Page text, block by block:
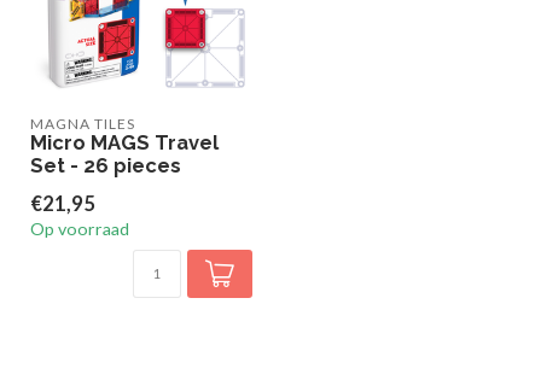
MAGNA TILES
Micro MAGS Travel
Set - 26 pieces
€21,95
Op voorraad